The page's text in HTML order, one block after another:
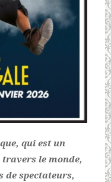
qui est un
le monde,
de spectateurs,